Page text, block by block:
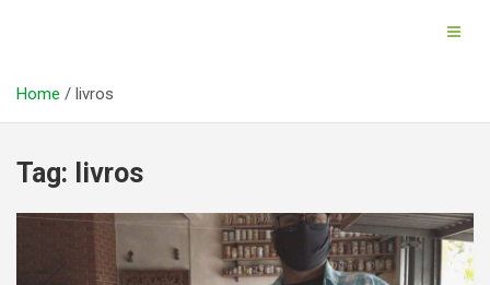
Home livros
Tag: livros